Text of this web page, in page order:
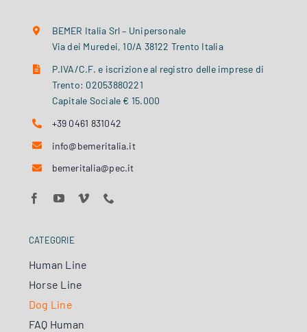
BEMER Italia Srl – Unipersonale
Via dei Muredei, 10/A 38122 Trento Italia
P.IVA/C.F. e iscrizione al registro delle imprese di
Trento: 02053880221
Capitale Sociale € 15.000
+39 0461 831042
info@bemeritalia.it
bemeritalia@pec.it
CATEGORIE
Human Line
Horse Line
Dog Line
FAQ Human